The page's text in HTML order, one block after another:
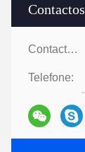
Contactos
Contactos:
Telefone: